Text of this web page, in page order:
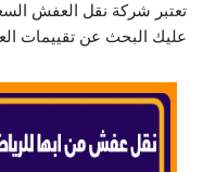
تعتبر شركة نقل العفش
عليك البحث عن تقييمات